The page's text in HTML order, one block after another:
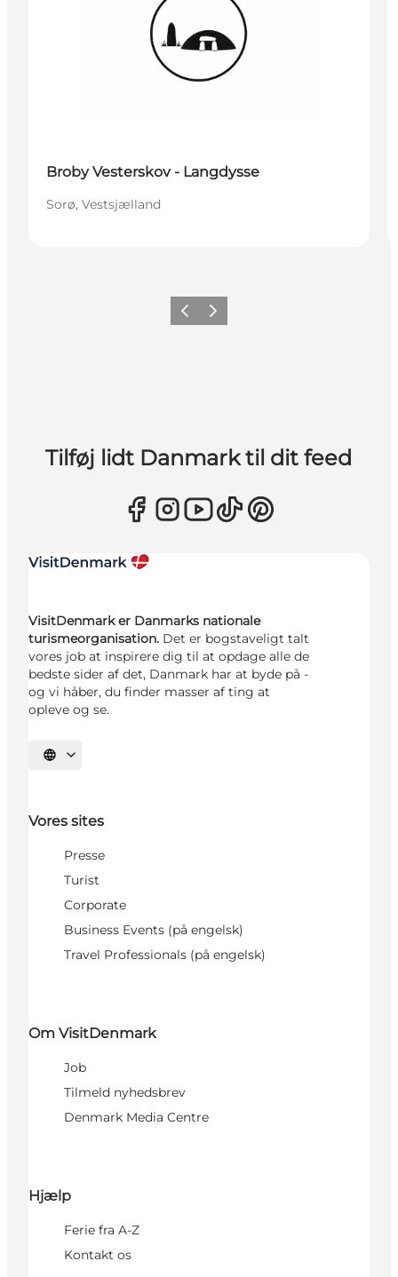
Broby Vesterskov - Langdysse
Sorø, Vestsjælland
ForrigeNæste
Tilføj lidt Danmark til dit feed
VisitDenmark er Danmarks nationale
turismeorganisation. Det er bogstaveligt talt
vores job at inspirere dig til at opdage alle de
bedste sider af det, Danmark har at byde på -
og vi håber, du finder masser af ting at
opleve og se.
Vælg sprog
Vores sites
Presse
Turist
Corporate
Business Events (på engelsk)
Travel Professionals (på engelsk)
Om VisitDenmark
Job
Tilmeld nyhedsbrev
Denmark Media Centre
Hjælp
Ferie fra A-Z
Kontakt os